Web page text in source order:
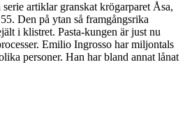
serie artiklar granskat krögarparet Åsa,
Den på ytan så framgångsrika
i klistret. Pasta-kungen är just nu
Emilio Ingrosso har miljontals
personer. Han har bland annat lånat